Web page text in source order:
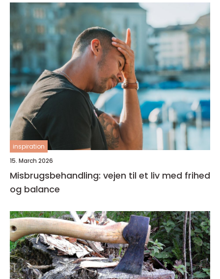
inspiration
15. March 2026
Misbrugsbehandling: vejen til et liv med frihed
og balance